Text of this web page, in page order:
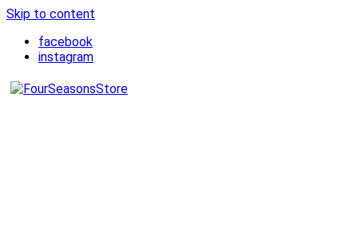
Skip to content
facebook
instagram